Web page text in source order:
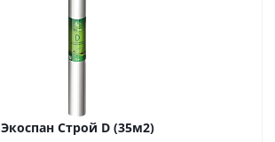
Экоспан Строй D (35м2)